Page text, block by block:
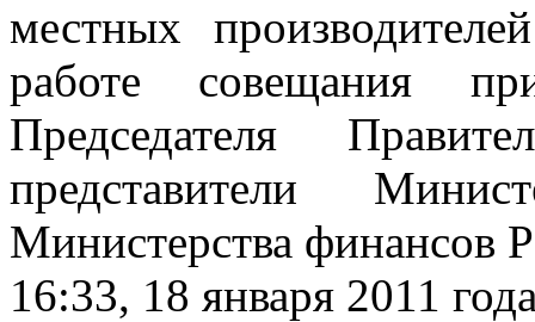
местных
работе совещания
Председателя
представители
Министерства
16:33, 18 января 2011